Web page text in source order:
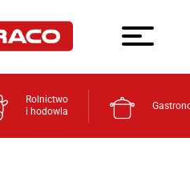
Rolnictwo
i hodowla